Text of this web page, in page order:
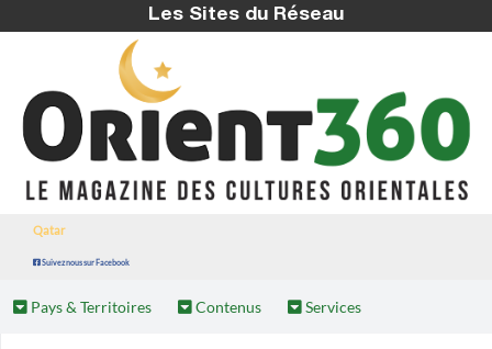
Les Sites du Réseau
Qatar
Suivez nous sur Facebook
Pays & Territoires Contenus Services